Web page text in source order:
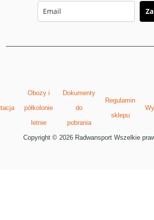
Obozy i
półkolonie
letnie
Dokumenty
do
pobrania
Regulamin
sklepu
Copyright © 2026 Radwansport Wszelkie